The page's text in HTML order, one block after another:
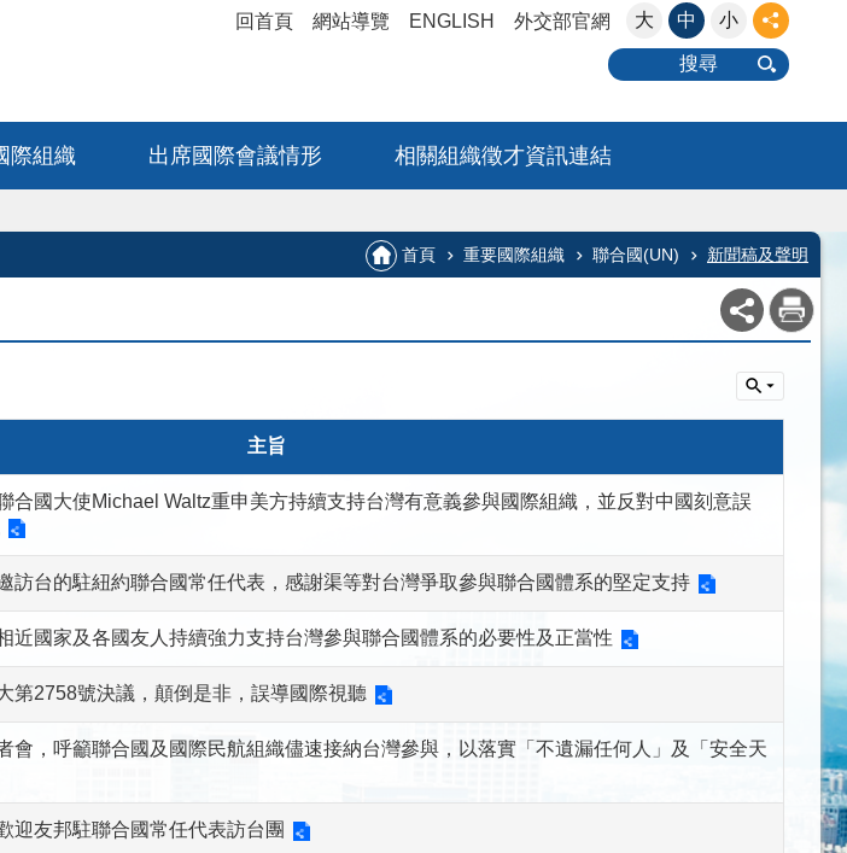
回首頁 網站導覽 ENGLISH 外交部官網 大 中 小
搜尋
際組織 出席國際會議情形 相關組織徵才資訊連結
首頁 重要國際組織 聯合國(UN) 新聞稿及聲明
主旨
合國大使Michael Waltz重申美方持續支持台灣有意義參與國際組織，並反對中國刻意誤
訪台的駐紐約聯合國常任代表，感謝渠等對台灣爭取參與聯合國體系的堅定支持
近國家及各國友人持續強力支持台灣參與聯合國體系的必要性及正當性
第2758號決議，顛倒是非，誤導國際視聽
會，呼籲聯合國及國際民航組織儘速接納台灣參與，以落實「不遺漏任何人」及「安全天
迎友邦駐聯合國常任代表訪台團